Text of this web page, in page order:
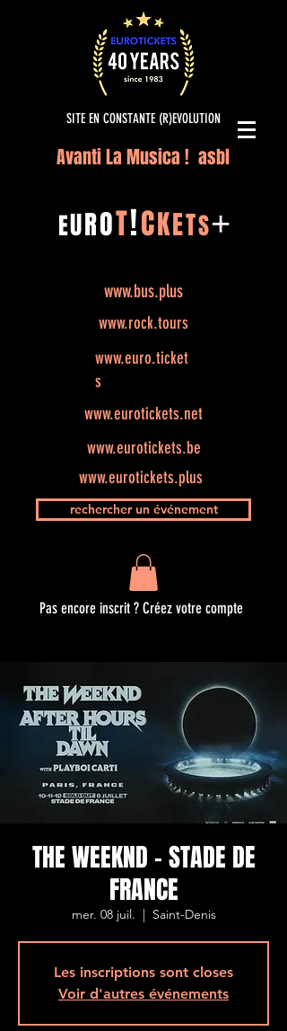
SITE EN CONSTANTE (R)EVOLUTION
Avanti La Musica ! asbl
EUROT!CKETS+
www.bus.plus
www.rock.tours
www.euro.ticket
s
www.eurotickets.net
www.eurotickets.be
www.eurotickets.plus
rechercher un événement
Pas encore inscrit ? Créez votre compte
THE WEEKND - STADE DE
FRANCE
mer. 08 juil.
  |
Saint-Denis
Les inscriptions sont closes
Voir d'autres événements